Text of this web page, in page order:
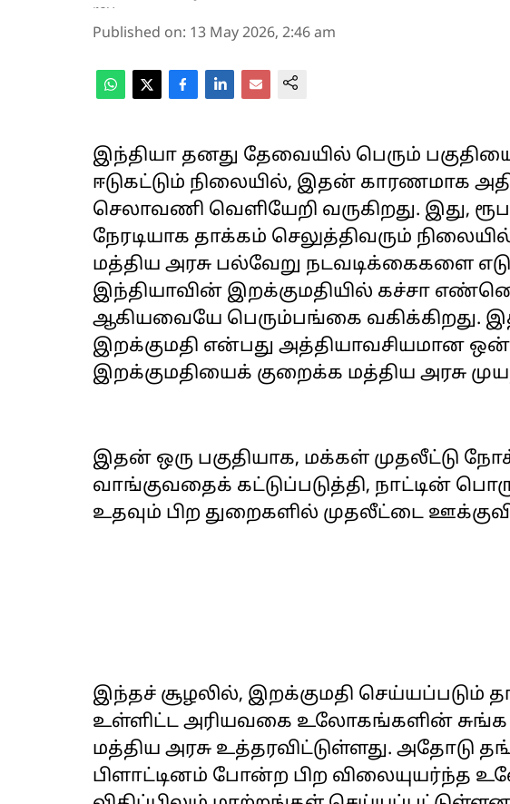
Published on: 13 May 2026, 2:46 am
இந்தியா தனது தேவையில் பெரும்
ஈடுகட்டும் நிலையில், இதன் காரணமாக
செலாவணி வெளியேறி வருகிறது. இது,
நேரடியாக தாக்கம் செலுத்திவரும்
மத்திய அரசு பல்வேறு நடவடிக்கைகளை
இந்தியாவின் இறக்குமதியில் கச்சா
ஆகியவையே பெரும்பங்கை வகிக்கிறது.
இறக்குமதி என்பது அத்தியாவசியமான
இறக்குமதியைக் குறைக்க மத்திய அரசு
இதன் ஒரு பகுதியாக, மக்கள் முதலீட்டு
வாங்குவதைக் கட்டுப்படுத்தி, நாட்டின்
உதவும் பிற துறைகளில் முதலீட்டை
இந்தச் சூழலில், இறக்குமதி செய்யப்படும்
உள்ளிட்ட அரியவகை உலோகங்களின் சுங்க
மத்திய அரசு உத்தரவிட்டுள்ளது. அதோடு
பிளாட்டினம் போன்ற பிற விலையுயர்ந்த